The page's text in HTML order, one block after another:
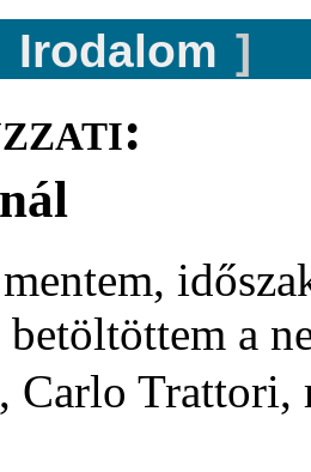
Irodalom ]
betöltöttem a
Carlo